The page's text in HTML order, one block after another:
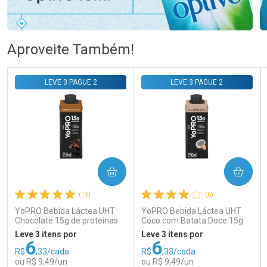
Comprar sem Desconto
Por R$ 76,78/cada
Comprar sem Desconto
Por R$ 76,78/cada
Comprar sem Desconto
Por R$ 83,98/cada
Comprar sem Desconto
Por R$ 83,98/cada
Aproveite Também!
(19)
YoPRO Bebida Láctea UHT
Chocolate 15g de proteínas
250ml
LEVE 3 PAGUE 2
Leve 3 itens por
R$6,33/cada
ou R$ 9,49/un
COMPRAR
(6)
YoPRO Bebida Láctea UHT
Coco com Batata Doce 15g
de proteínas 250ml
LEVE 3 PAGUE 2
Leve 3 itens por
R$6,33/cada
ou R$ 9,49/un
COMPRAR